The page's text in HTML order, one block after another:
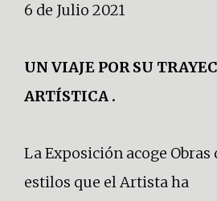
6 de Julio 2021
UN VIAJE POR SU
ARTÍSTICA .
La Exposición acoge
estilos que el Artista ha